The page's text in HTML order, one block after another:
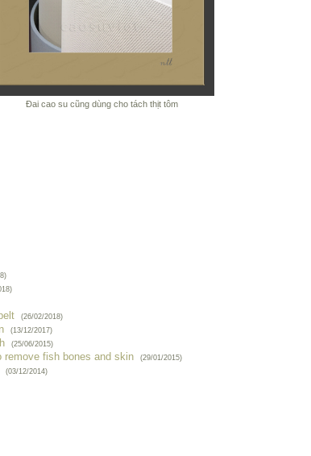
Đai cao su cũng dùng cho tách thịt tôm
(26/02/2018)
(13/12/2017)
(25/06/2015)
remove fish bones and skin (29/01/2015)
(03/12/2014)